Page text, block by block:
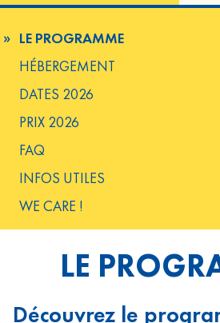
LE PROGRAMME
HÉBERGEMENT
DATES 2026
PRIX 2026
FAQ
INFOS UTILES
WE CARE !
LE
Découvrez le